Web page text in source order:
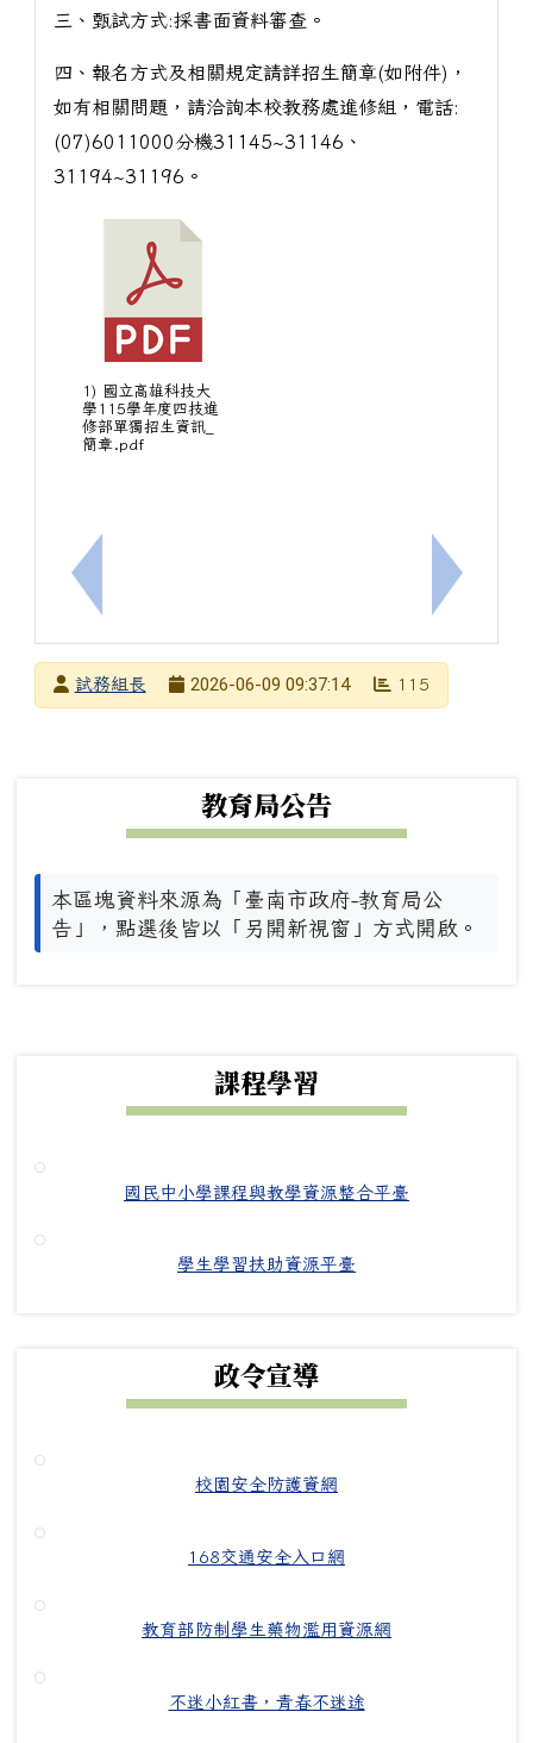
上一筆：檢發本中心115年7月7日「2026英語教學
三、甄試方式:採書面資料審查。
四、報名方式及相關規定請詳招生簡章(如附件)，
如有相關問題，請洽詢本校教務處進修組，電話:
(07)6011000分機31145~31146、
31194~31196。
1) 國立高雄科技大
學115學年度四技進
修部單獨招生資訊_
簡章.pdf
下一筆：
發布者試務組長
2026-06-09 09:37:14 115
教育局公告
本區塊資料來源為「臺南市政府-教育局公
告」，點選後皆以「另開新視窗」方式開啟。
課程學習
國民中小學課程與教學資源整合平臺
學生學習扶助資源平臺
政令宣導
校園安全防護資網
168交通安全入口網
教育部防制學生藥物濫用資源網
不迷小紅書，青春不迷途